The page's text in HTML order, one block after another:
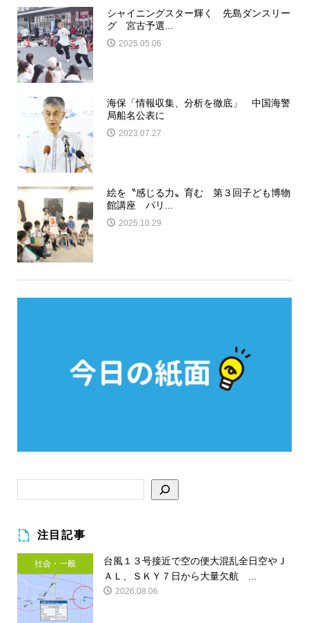
シャイニングスター輝く 先島ダンスリー
グ 宮古予選...
2025.05.06
海保「情報収集、分析を徹底」 中国海警
局船名公表に
2023.07.27
絵を〝感じる力〟育む 第３回子ども博物
館講座 パリ...
2025.10.29
注目記事
社会・一般
台風１３号接近で空の便大混乱全日空やＪ
ＡＬ、ＳＫＹ７日から大量欠航 ...
2026.08.06